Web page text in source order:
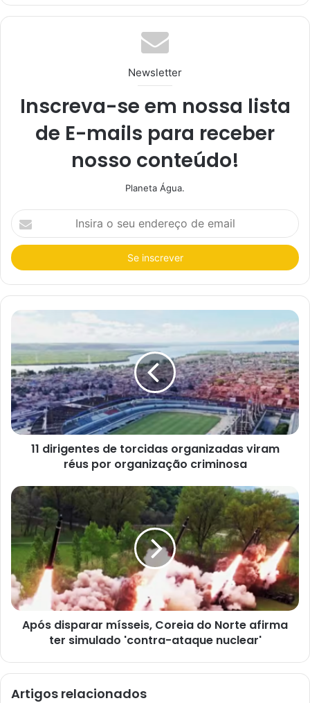
te
Newsletter
Inscreva-se em nossa lista
de E-mails para receber
nosso conteúdo!
Planeta Água.
I
n
i
r
a
u
e
r
e
ç
o
d
e
e
11 dirigentes de torcidas organizadas viram
réus por organização criminosa
Após disparar mísseis, Coreia do Norte afirma
ter simulado 'contra-ataque nuclear'
Artigos relacionados